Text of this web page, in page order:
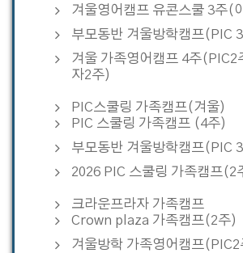
겨울영어캠프 유콘스쿨 3주(
부모동반 겨울방학캠프(PIC
겨울 가족영어캠프 4주(PIC2
자2주)
PIC스쿨링 가족캠프(겨울)
PIC 스쿨링 가족캠프 (4주)
부모동반 겨울방학캠프(PIC
2026 PIC 스쿨링 가족캠프(2
크라운프라자 가족캠프
Crown plaza 가족캠프(2주)
겨울방학 가족영어캠프(PIC2